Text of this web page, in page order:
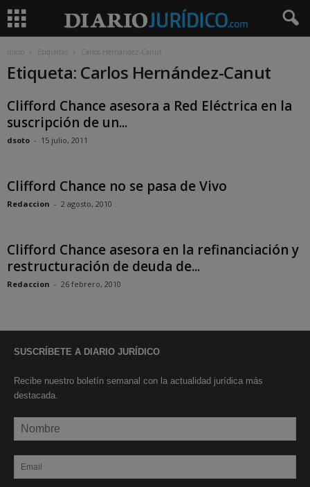
Inicio Etiquetas Carlos Hernández-Canut
Etiqueta: Carlos Hernández-Canut
Clifford Chance asesora a Red Eléctrica en la
suscripción de un...
dsoto - 15 julio, 2011
Clifford Chance no se pasa de Vivo
Redaccion - 2 agosto, 2010
Clifford Chance asesora en la refinanciación y
restructuración de deuda de...
Redaccion - 26 febrero, 2010
SUSCRÍBETE A DIARIO JURÍDICO
Recibe nuestro boletín semanal con la actualidad jurídica más
destacada.